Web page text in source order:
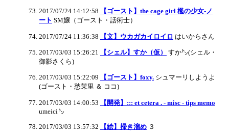
2017/07/24 14:12:58
【ゴースト】the cage girl 檻の少女-ノ
ート SM嬢（ゴースト・話術士）
2017/07/24 11:36:38 【文】ウカガカイロイロ はいからさん
2017/03/03 15:26:21 【シェル】すか（仮）
すか㌧(シェル・
御影さくら)
2017/03/03 15:22:09 【ゴースト】foxy. シュマーリしようよ
(ゴースト・愁茉里 ＆ ココ)
2017/03/03 14:00:53
【開発】::: et cetera . - misc - tips memo
umeici㌧
2017/03/03 13:57:32 【絵】掃き溜め ３